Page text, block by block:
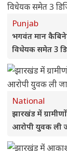
Punjab
भगवंत मान
विधेयक समेत 3
National
झारखंड में
आरोपी युवक ली